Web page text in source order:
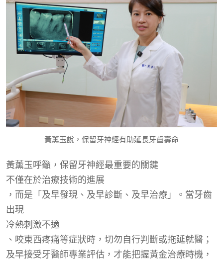
黃薰玉說，保留牙神經有助延長牙齒壽命
黃薰玉呼籲，保留牙神經最重要的關鍵
不僅在於治療技術的進展
，而是「及早發現、及早診斷、及早治療」。當牙齒
出現
冷熱刺激不適
、咬東西疼痛等症狀時，切勿自行判斷或拖延就醫 ；
及早接受牙醫師專業評估，才能把握黃金治療時機，